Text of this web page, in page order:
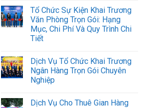
Tổ Chức Sự Kiện Khai Trương
Văn Phòng Trọn Gói: Hạng
Mục, Chi Phí Và Quy Trình Chi
Tiết
Dịch Vụ Tổ Chức Khai Trương
Ngân Hàng Trọn Gói Chuyên
Nghiệp
Dịch Vụ Cho Thuê Gian Hàng